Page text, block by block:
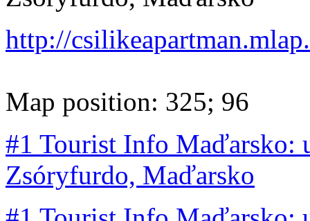
http://
Map position: 325; 96
#1 Tourist Info Maďarsko:
Zsóryfurdo, Maďarsko